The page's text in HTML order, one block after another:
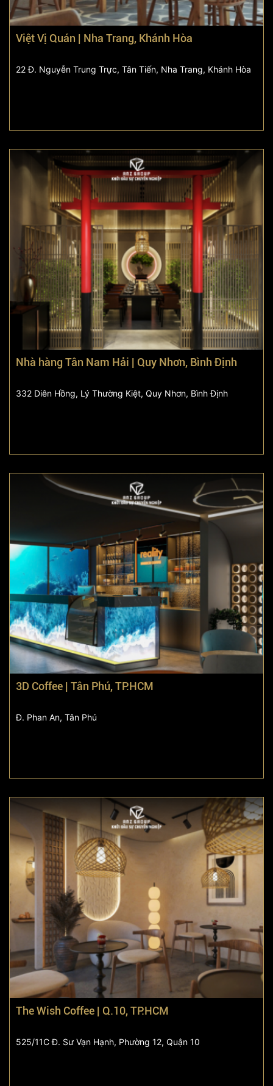
Việt Vị Quán | Nha Trang, Khánh Hòa
22 Đ. Nguyễn Trung Trực, Tân Tiến, Nha Trang, Khánh Hòa
Nhà hàng Tân Nam Hải | Quy Nhơn, Bình Định
332 Diên Hồng, Lý Thường Kiệt, Quy Nhơn, Bình Định
3D Coffee | Tân Phú, TP.HCM
Đ. Phan An, Tân Phú
The Wish Coffee | Q.10, TP.HCM
525/11C Đ. Sư Vạn Hạnh, Phường 12, Quận 10